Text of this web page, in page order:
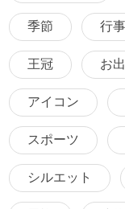
季節 行
王冠 お
アイコン
スポーツ
シルエット